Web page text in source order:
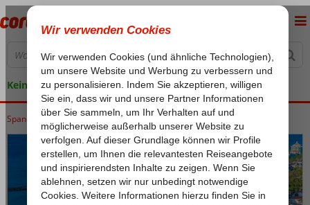
Keine versteckten Kosten
Home
Spanien Kanarische Inseln Teneriffa Los Cristianos